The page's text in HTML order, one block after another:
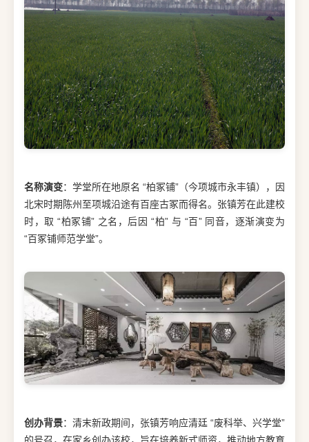
名称演变：学堂所在地原名 “柏冢铺”（今项城市永丰镇），因
北宋时期陈州至项城沿途有百座古冢而得名。张镇芳在此建校
时，取 “柏冢铺” 之名，后因 “柏” 与 “百” 同音，逐渐演变为
“百冢铺师范学堂”。
创办背景：清末新政期间，张镇芳响应清廷 “废科举、兴学堂”